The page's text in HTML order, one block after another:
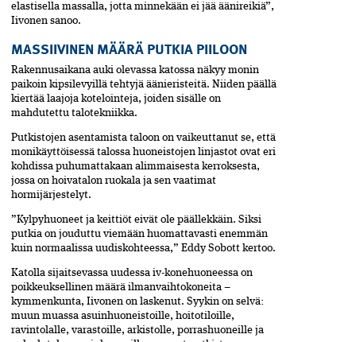
elastisella massalla, jotta minnekään ei jää äänireikiä”,
Iivonen sanoo.
MASSIIVINEN MÄÄRÄ PUTKIA PIILOON
Rakennusaikana auki olevassa katossa näkyy monin
paikoin kipsilevyillä tehtyjä äänieristeitä. Niiden päällä
kiertää laajoja kotelointeja, joiden sisälle on
mahdutettu talotekniikka.
Putkistojen asentamista taloon on vaikeuttanut se, että
monikäyttöisessä talossa huoneistojen linjastot ovat eri
kohdissa puhumattakaan alimmaisesta kerroksesta,
jossa on hoivatalon ruokala ja sen vaatimat
hormijärjestelyt.
”Kylpyhuoneet ja keittiöt eivät ole päällekkäin. Siksi
putkia on jouduttu viemään huomattavasti enemmän
kuin normaalissa uudiskohteessa,” Eddy Sobott kertoo.
Katolla sijaitsevassa uudessa iv-konehuoneessa on
poikkeuksellinen määrä ilmanvaihtokoneita –
kymmenkunta, Iivonen on laskenut. Syykin on selvä:
muun muassa asuinhuoneistoille, hoitotiloille,
ravintolalle, varastoille, arkistolle, porrashuoneille ja